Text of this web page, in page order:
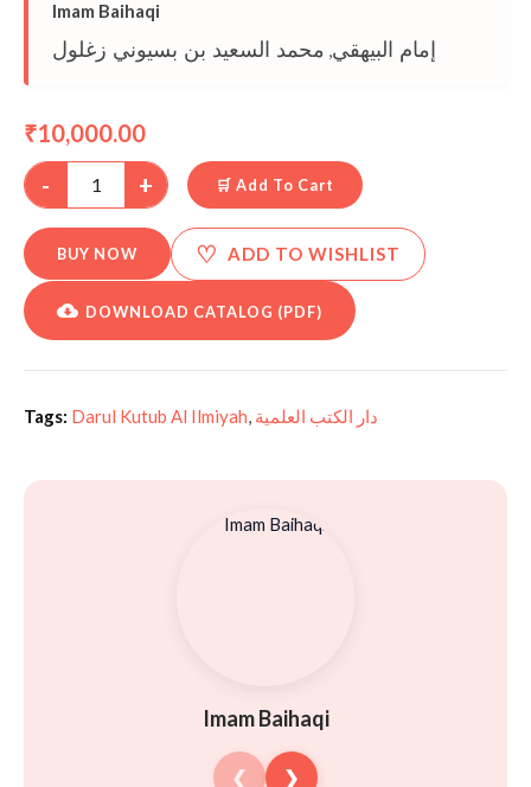
Imam Baihaqi
إمام البيهقي محمد السعيد بن بسيوني زغلول
₹10,000.00
-
+ 🛒 Add To Cart
BUY NOW ♡ ADD TO WISHLIST
DOWNLOAD CATALOG (PDF)
Tags: Darul Kutub Al Ilmiyah, دار الكتب العلمية
Imam Baihaqi
❮ ❯